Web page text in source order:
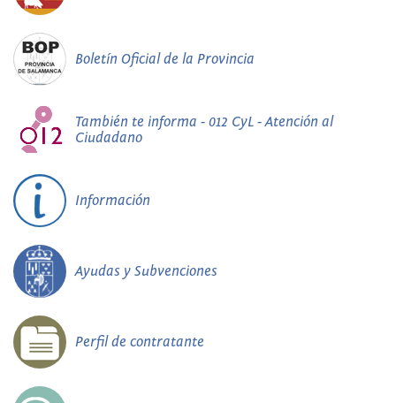
Boletín Oficial de la Provincia
También te informa - 012 CyL - Atención al
Ciudadano
Información
Ayudas y Subvenciones
Perfil de contratante